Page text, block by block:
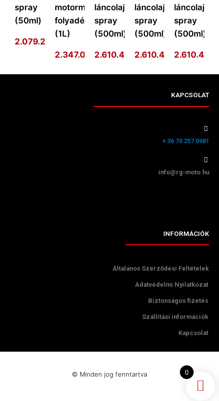
spray
(50ml)
2.079.292
motormosó
folyadék
(1L)
2.347.014Ft
láncolajzó
spray
(500ml)
2.610.410 Ft
láncolajzó
spray
(500ml)
2.610.410 Ft
láncolajzó
spray
(500ml)
2.610.410
KAPCSOLAT
+ 36 70 257 0981
info@rg-moto.hu
INFORMÁCIÓK
Általános Szerződési Feltételek
Adatvédelmi Nyilatkozat
Biztonságos fizetés
Szállítási információk
Kapcsolat
© Minden jog fenntartva 0